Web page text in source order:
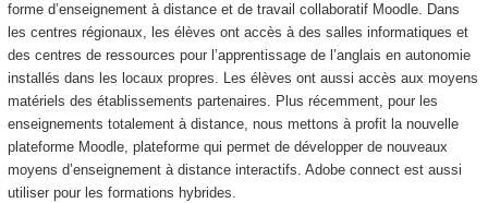
forme d’enseignement à distance et de travail collaboratif Moodle. Dans
les centres régionaux, les élèves ont accès à des salles informatiques et
des centres de ressources pour l’apprentissage de l’anglais en autonomie
installés dans les locaux propres. Les élèves ont aussi accès aux moyens
matériels des établissements partenaires. Plus récemment, pour les
enseignements totalement à distance, nous mettons à profit la nouvelle
plateforme Moodle, plateforme qui permet de développer de nouveaux
moyens d’enseignement à distance interactifs. Adobe connect est aussi
utiliser pour les formations hybrides.